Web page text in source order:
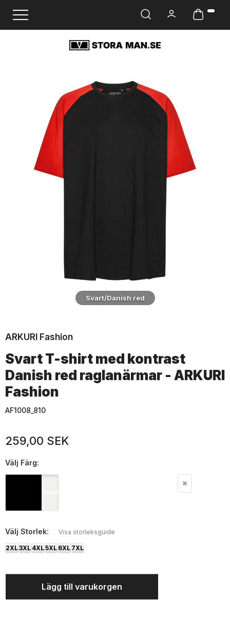
Ändra navigering
Svart/Danish red
ARKURI Fashion
Svart T-shirt med kontrast
Danish red raglanärmar - ARKURI
Fashion
AF1008_810
259,00 SEK
Välj Färg:
Svart
Välj Storlek: Visa storleksguide
2XL3XL 4XL5XL 6XL 7XL
Lägg till varukorgen